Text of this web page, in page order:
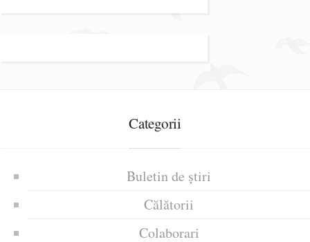
Categorii
Buletin de știri
Călătorii
Colaborari